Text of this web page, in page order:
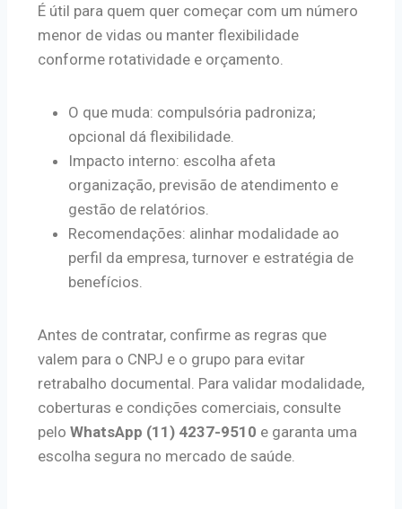
É útil para quem quer começar com um número
menor de vidas ou manter flexibilidade
conforme rotatividade e orçamento.
O que muda: compulsória padroniza;
opcional dá flexibilidade.
Impacto interno: escolha afeta
organização, previsão de atendimento e
gestão de relatórios.
Recomendações: alinhar modalidade ao
perfil da empresa, turnover e estratégia de
benefícios.
Antes de contratar, confirme as regras que
valem para o CNPJ e o grupo para evitar
retrabalho documental. Para validar modalidade,
coberturas e condições comerciais, consulte
pelo WhatsApp (11) 4237-9510 e garanta uma
escolha segura no mercado de saúde.